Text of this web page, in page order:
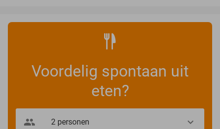
Voordelig spontaan uit
eten?